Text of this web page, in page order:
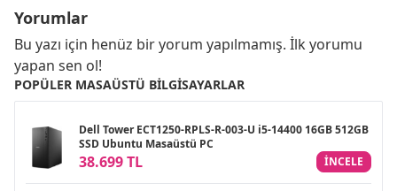
Yorumlar
Bu yazı için henüz bir yorum yapılmamış. İlk yorumu
yapan sen ol!
POPÜLER MASAÜSTÜ BILGISAYARLAR
Dell Tower ECT1250-RPLS-R-003-U i5-14400 16GB 512GB
SSD Ubuntu Masaüstü PC
38.699 TL INCELE